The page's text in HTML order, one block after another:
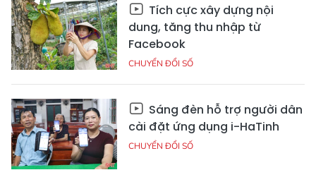
Tích cực xây dựng nội
dung, tăng thu nhập từ
Facebook
CHUYỂN ĐỔI SỐ
Sáng đèn hỗ trợ người dân
cài đặt ứng dụng i-HaTinh
CHUYỂN ĐỔI SỐ